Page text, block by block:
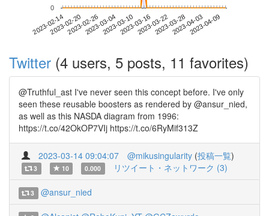
2023-02-142023-02-202023-02-262023-03-042023-03-102023-03-162023-03-222023-03-282023-04-032023-04-09
0
Twitter (4 users, 5 posts, 11 favorites)
@Truthful_ast I've never seen this concept before. I've only
seen these reusable boosters as rendered by @ansur_nied,
as well as this NASDA diagram from 1996:
https://t.co/42OkOP7VIj https://t.co/6RyMif313Z
2023-03-14 09:04:07 @mikusingularity (投稿一覧)
3 10 0.000 リツイート・ネットワーク (3)
3 @ansur_nied